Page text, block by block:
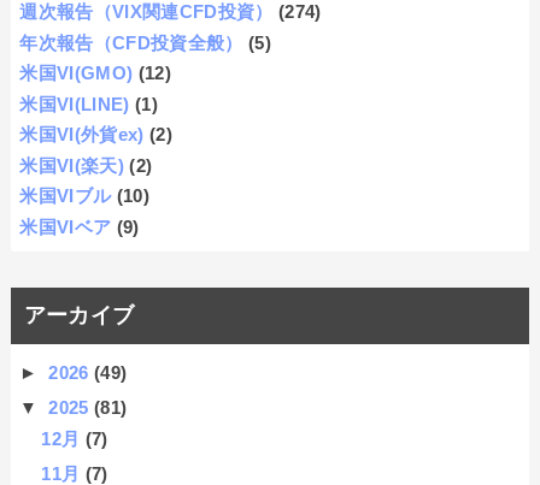
週次報告（VIX関連CFD投資）
(274)
年次報告（CFD投資全般）
(5)
米国VI(GMO) (12)
米国VI(LINE) (1)
米国VI(外貨ex) (2)
米国VI(楽天) (2)
米国VIブル (10)
米国VIベア (9)
アーカイブ
►2026(49)
▼2025(81)
12月 (7)
11月 (7)